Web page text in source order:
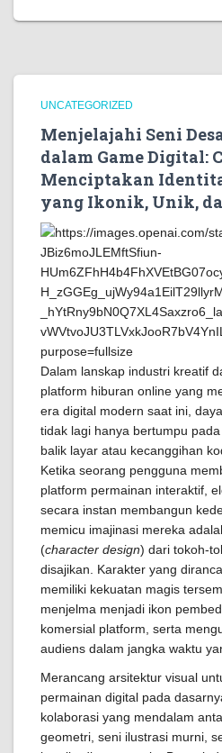
UNCATEGORIZED
Menjelajahi Seni
dalam Game Digital:
Menciptakan
yang Ikonik, Unik,
Dalam lanskap industri kreatif
platform hiburan online yang
era digital modern saat ini,
tidak lagi hanya bertumpu
balik layar atau kecanggihan
Ketika seorang pengguna
platform permainan interaktif,
secara instan membangun
memicu imajinasi mereka
(character design) dari tokoh-
disajikan. Karakter yang
memiliki kekuatan magis
menjelma menjadi ikon
komersial platform, serta
audiens dalam jangka waktu
Merancang arsitektur visual
permainan digital pada
kolaborasi yang mendalam
geometri, seni ilustrasi murni,